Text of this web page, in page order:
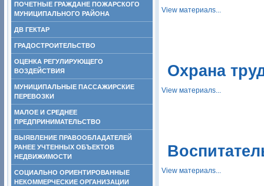
ПОЧЕТНЫЕ ГРАЖДАНЕ ПОЖАРСКОГО
МУНИЦИПАЛЬНОГО РАЙОНА
ДВ ГЕКТАР
ГРАДОСТРОИТЕЛЬСТВО
ОЦЕНКА РЕГУЛИРУЮЩЕГО
ВОЗДЕЙСТВИЯ
МУНИЦИПАЛЬНЫЕ ПАССАЖИРСКИЕ
ПЕРЕВОЗКИ
МАЛОЕ И СРЕДНЕЕ
ПРЕДПРИНИМАТЕЛЬСТВО
ВЫЯВЛЕНИЕ ПРАВООБЛАДАТЕЛЕЙ
РАНЕЕ УЧТЕННЫХ ОБЪЕКТОВ
НЕДВИЖИМОСТИ
СОЦИАЛЬНО ОРИЕНТИРОВАННЫЕ
НЕКОММЕРЧЕСКИЕ ОРГАНИЗАЦИИ
View материалs...
Охрана
View материалs...
View материалs...